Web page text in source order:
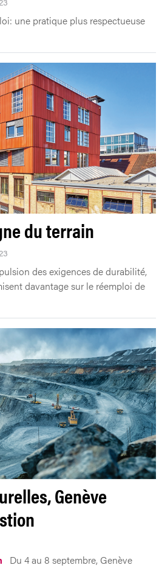
une pratique plus respectueuse
du terrain
des exigences de durabilité,
davantage sur le réemploi de
Genève
Du 4 au 8 septembre, Genève